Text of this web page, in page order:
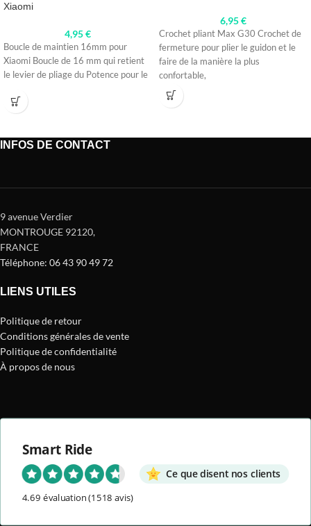
Xiaomi
4,95€
Boucle de maintien 16mm pour
Xiaomi Boucle de 16 mm qui retient
le levier de pliage du Potence pour le
6,95€
Crochet pliant Max G30 Crochet de
fermeture pour plier le guidon et le
faire de la manière la plus
confortable,
INFOS DE CONTACT
9 avenue Verdier
MONTROUGE 92120,
FRANCE
Téléphone: 06 43 90 49 72
LIENS UTILES
Politique de retour
Conditions générales de vente
Politique de confidentialité
À propos de nous
Smart Ride
Ce que disent nos clients
4.69 évaluation(1518 avis)